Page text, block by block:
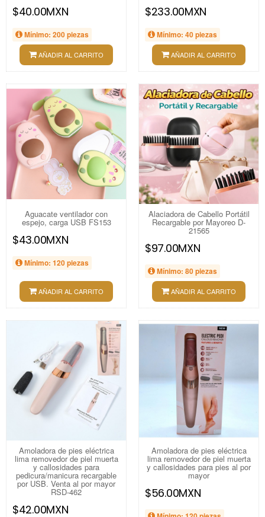
$40.00MXN
Mínimo: 200 piezas
AÑADIR AL CARRITO
$233.00MXN
Mínimo: 40 piezas
AÑADIR AL CARRITO
Aguacate ventilador con
espejo, carga USB FS153
$43.00MXN
Mínimo: 120 piezas
AÑADIR AL CARRITO
Alaciadora de Cabello Portátil
Recargable por Mayoreo D-
21565
$97.00MXN
Mínimo: 80 piezas
AÑADIR AL CARRITO
Amoladora de pies eléctrica
lima removedor de piel muerta
y callosidades para
pedicura/manicura recargable
por USB. Venta al por mayor
RSD-462
$42.00MXN
Amoladora de pies eléctrica
lima removedor de piel muerta
y callosidades para pies al por
mayor
$56.00MXN